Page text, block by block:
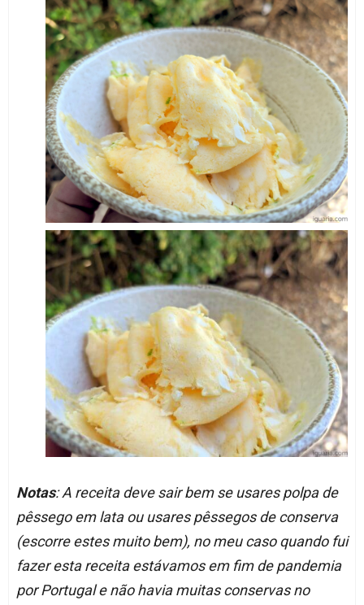
Notas: A receita deve sair bem se usares polpa de
pêssego em lata ou usares pêssegos de conserva
(escorre estes muito bem), no meu caso quando fui
fazer esta receita estávamos em fim de pandemia
por Portugal e não havia muitas conservas no